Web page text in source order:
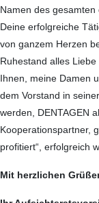
Namen des
Deine erfolgreiche
von ganzem Herzen
Ruhestand alles
Ihnen, meine Damen
dem Vorstand in
werden, DENTAGEN
Kooperationspartner,
profitiert“, erfolgreich
Mit herzlichen